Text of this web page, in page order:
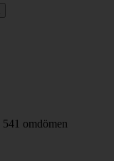
541 omdömen